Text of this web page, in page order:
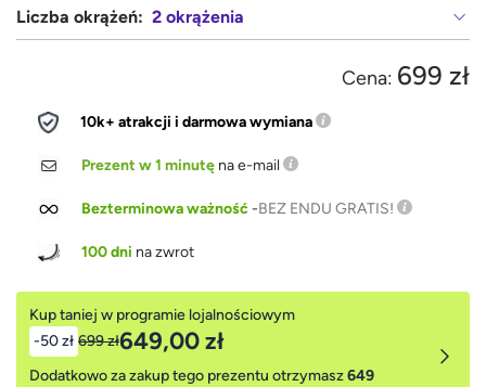
Liczba okrążeń: 2 okrążenia
Cena: 699 zł
10k+ atrakcji i darmowa wymiana
Prezent w 1 minutę na e-mail
Bezterminowa ważność-BEZ ENDU GRATIS!
100 dni na zwrot
Kup taniej w programie lojalnościowym
-50 zł 699 zł649,00 zł
Dodatkowo za zakup tego prezentu otrzymasz649